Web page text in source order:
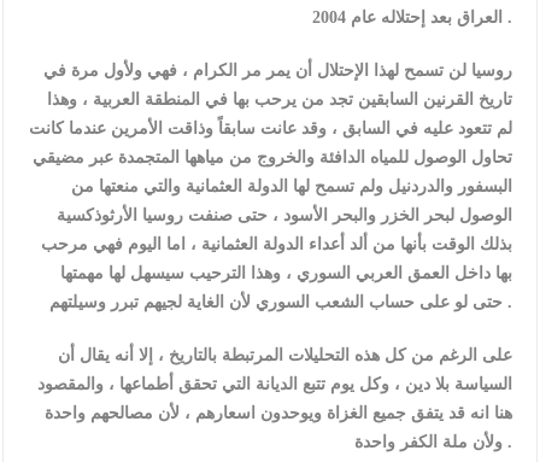
العراق بعد إحتلاله عام 2004 .
روسيا لن تسمح لهذا اﻹحتلال أن يمر مر الكرام ، فهي وﻷول مرة في
تاريخ القرنين السابقين تجد من يرحب بها في المنطقة العربية ، وهذا
لم تتعود عليه في السابق ، وقد عانت سابقاً وذاقت اﻷمرين عندما كانت
تحاول الوصول للمياه الدافئة والخروج من مياهها المتجمدة عبر مضيقي
البسفور والدردنيل ولم تسمح لها الدولة العثمانية والتي منعتها من
الوصول لبحر الخزر والبحر اﻷسود ، حتى صنفت روسيا اﻷرثوذكسية
بذلك الوقت بأنها من ألد أعداء الدولة العثمانية ، اما اليوم فهي مرحب
بها داخل العمق العربي السوري ، وهذا الترحيب سيسهل لها مهمتها
حتى لو على حساب الشعب السوري ﻷن الغاية لجيهم تبرر وسيلتهم .
على الرغم من كل هذه التحليلات المرتبطة بالتاريخ ، إلا أنه يقال أن
السياسة بلا دين ، وكل يوم تتبع الديانة التي تحقق أطماعها ، والمقصود
هنا انه قد يتفق جميع الغزاة ويوحدون اسعارهم ، ﻷن مصالحهم واحدة
وﻷن ملة الكفر واحدة .